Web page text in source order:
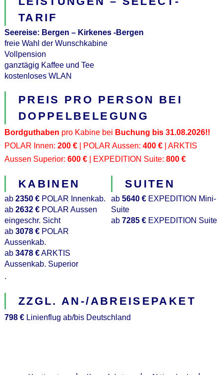
TARIF
Seereise: Bergen – Kirkenes -Bergen
freie Wahl der Wunschkabine
Vollpension
ganztägig Kaffee und Tee
kostenloses WLAN
PREIS PRO PERSON BEI
DOPPELBELEGUNG
Bordguthaben pro Kabine bei Buchung bis 31.08.2026!!
POLAR Innen: 200 €| POLAR Aussen: 400 €| ARKTIS
Aussen Superior: 600 €| EXPEDITION Suite: 800 €
KABINEN
ab 2350 €POLAR Innenkab.
ab 2632 €POLAR Aussen
eingeschr. Sicht
ab 3078 €POLAR
Aussenkab.
ab 3478 €ARKTIS
Aussenkab. Superior
SUITEN
ab 5640 € EXPEDITION Mini-
Suite
ab 7285 € EXPEDITION Suite
.
ZZGL. AN-/ABREISEPAKET
798 €Linienflug ab/bis Deutschland